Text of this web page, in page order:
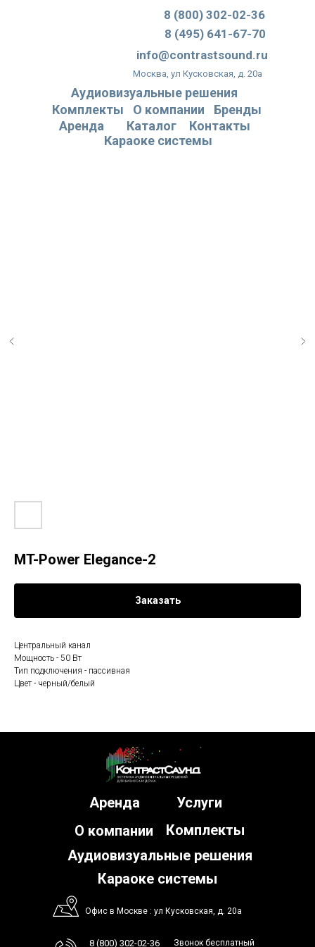
Каталог
Комплекты Бренды
О компании
Контакты
Москва, ул Кусковская, д. 20а
info@contrastsound.ru
8 (495) 641-67-70
8 (800) 302-02-36
Аренда
Аудиовизуальные решения
Караоке системы
MT-Power Elegance-2
Заказать
Центральный канал
Мощность - 50 Вт
Тип подключения - пассивная
Цвет - черный/белый
Комплекты
Услуги
Аудиовизуальные решения
Офис в Москве : ул Кусковская, д. 20а
8 (800) 302-02-36 Звонок бесплатный
О компании
Аренда
Караоке системы